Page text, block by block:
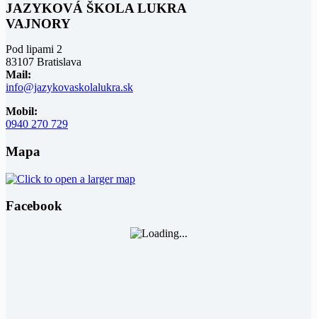
JAZYKOVÁ ŠKOLA LUKRA
VAJNORY
Pod lipami 2
83107 Bratislava
Mail:
info@jazykovaskolalukra.sk
Mobil:
0940 270 729
Mapa
Facebook